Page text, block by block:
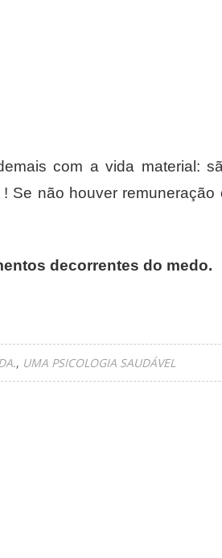
com a vida material:
não houver
decorrentes do medo.
UMA PSICOLOGIA SAUDÁVEL